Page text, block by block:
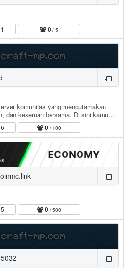
0 / 5
komunitas yang mengutamakan
dan keseruan bersama. Di sini kamu
asik, diskusi…
0 / 100
0 / 500